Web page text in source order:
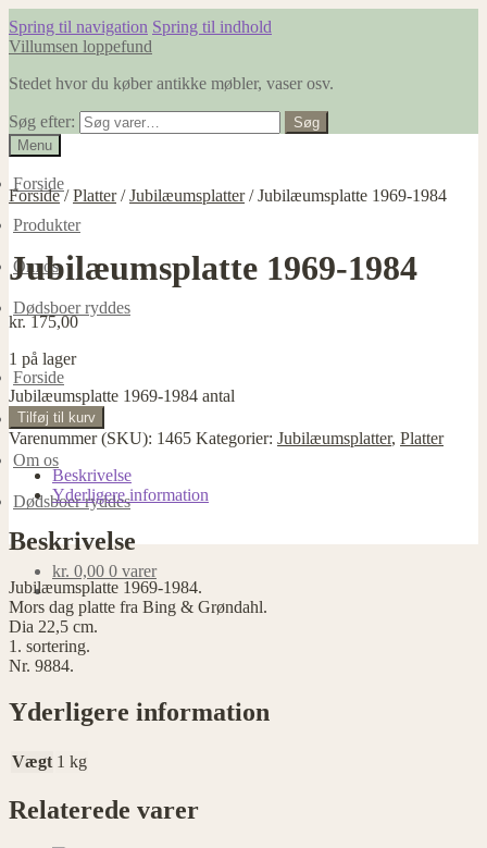
Spring til navigation Spring til indhold
Villumsen loppefund
Stedet hvor du køber antikke møbler, vaser osv.
Søg efter:
Søg
Menu
Forside
Produkter
Om os
Dødsboer ryddes
Forside
Produkter
Om os
Dødsboer ryddes
kr. 0,00 0 varer
Forside/Platter/Jubilæumsplatter/Jubilæumsplatte 1969-1984
Jubilæumsplatte 1969-1984
kr.175,00
1 på lager
Jubilæumsplatte 1969-1984 antal
Tilføj til kurv
Varenummer (SKU): 1465 Kategorier: Jubilæumsplatter, Platter
Beskrivelse
Yderligere information
Beskrivelse
Jubilæumsplatte 1969-1984.
Mors dag platte fra Bing & Grøndahl.
Dia 22,5 cm.
1. sortering.
Nr. 9884.
Yderligere information
Vægt 1 kg
Relaterede varer